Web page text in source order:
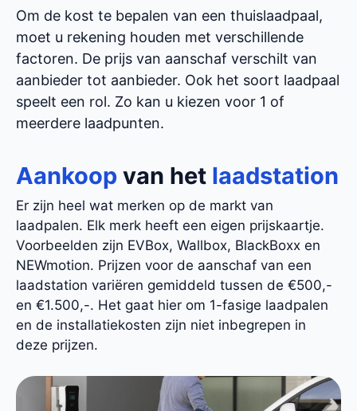
Om de kost te bepalen van een thuislaadpaal,
moet u rekening houden met verschillende
factoren. De prijs van aanschaf verschilt van
aanbieder tot aanbieder. Ook het soort laadpaal
speelt een rol. Zo kan u kiezen voor 1 of
meerdere laadpunten.
Aankoop van het laadstation
Er zijn heel wat merken op de markt van
laadpalen. Elk merk heeft een eigen prijskaartje.
Voorbeelden zijn EVBox, Wallbox, BlackBoxx en
NEWmotion. Prijzen voor de aanschaf van een
laadstation variëren gemiddeld tussen de €500,-
en €1.500,-. Het gaat hier om 1-fasige laadpalen
en de installatiekosten zijn niet inbegrepen in
deze prijzen.